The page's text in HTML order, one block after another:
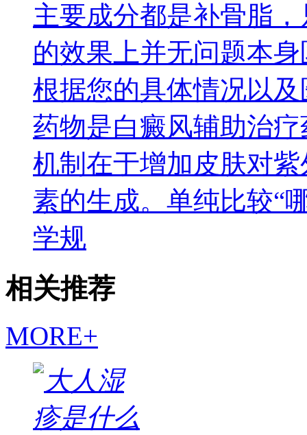
主要成分都是补骨脂
的效果上并无问题本
根据您的具体情况以
药物是白癜风辅助治
机制在于增加皮肤对
素的生成。单纯比较“
学规
相关推荐
MORE+